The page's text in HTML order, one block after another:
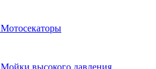
Мотосекаторы
Мойки высокого давления